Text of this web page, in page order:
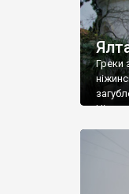
Греки
Ніжин